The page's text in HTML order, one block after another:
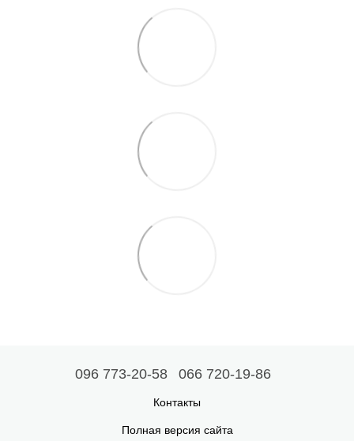
096 773-20-58 066 720-19-86
Контакты
Полная версия сайта